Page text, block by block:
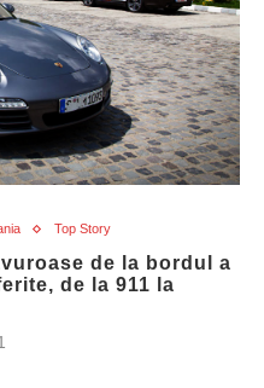
Top Story
de la bordul a
de la 911 la